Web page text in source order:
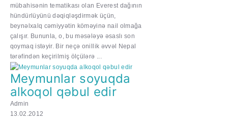
mübahisənin tematikası olan Everest dağının
hündürlüyünü dəqiqləşdirmək üçün,
beynəlxalq cəmiyyətin köməyinə nail olmağa
çalışır. Bununla, o, bu məsələyə əsaslı son
qoymaq istəyir. Bir neçə onillik əvvəl Nepal
tərəfindən keçirilmiş ölçülərə ...
Meymunlar soyuqda
alkoqol qəbul edir
Admin
13.02.2012